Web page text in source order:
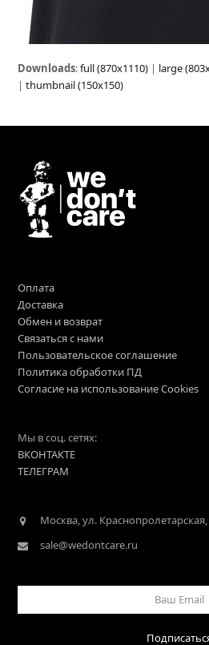
Downloads:full (870x1110) | large
|thumbnail (150x150)
Оплата
Доставка
Обмен и возврат
Связаться с нами
Пользовательское соглашение
Политика обработки ПД
Согласие на использование Cookies
Мы в соц. сетях:
ВКОНТАКТЕ
ТЕЛЕГРАМ
Москва, ул.
sale@wedontcare.ru
Email